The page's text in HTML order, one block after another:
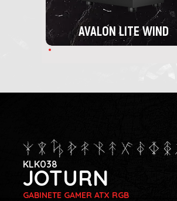
AVALON LITE WIND
JOTURN
KLK038
GABINETE GAMER ATX RGB